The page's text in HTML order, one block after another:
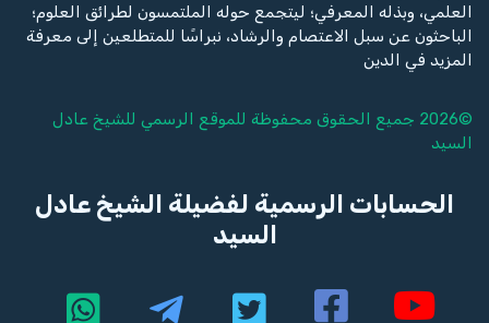
العلمي، وبذله المعرفي؛ ليتجمع حوله الملتمسون لطرائق العلوم؛
الباحثون عن سبل الاعتصام والرشاد، نبراسًا للمتطلعين إلى معرفة
المزيد في الدين
©2026 جميع الحقوق محفوظة للموقع الرسمي للشيخ
عادل
السيد
الحسابات الرسمية لفضيلة الشيخ عادل
السيد